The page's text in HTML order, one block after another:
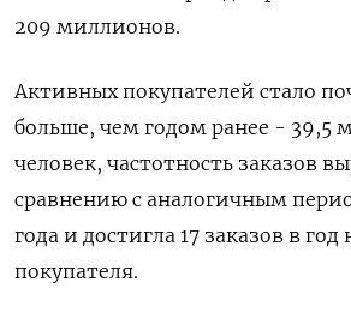
209 миллионов.
Активных покупателей стало
больше, чем годом ранее - 39,5
человек, частотность заказов
сравнению с аналогичным
года и достигла 17 заказов в год
покупателя.